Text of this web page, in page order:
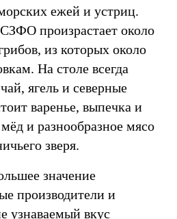
ежей и устриц.
произрастает около
из которых около
На столе всегда
ягель и северные
варенье, выпечка и
и разнообразное мясо
зверя.
значение
производители и
вкус